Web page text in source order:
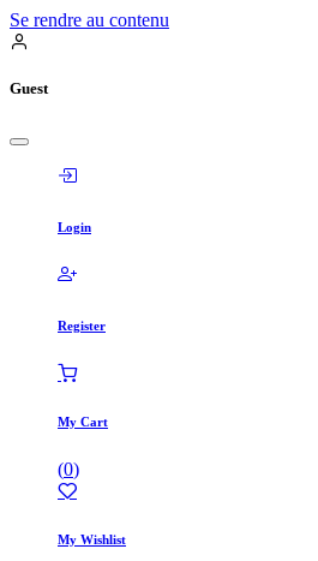
Se rendre au contenu
Guest
Login
Register
My Cart
(0)
My Wishlist